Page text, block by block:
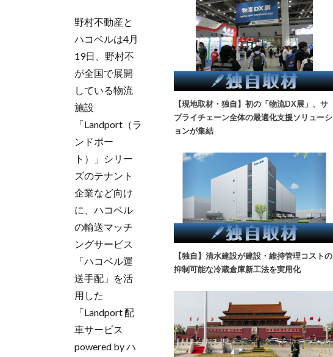
野村不動産と
ハコベルは4月
19日、野村不
が全国で展開
している物流
施設
「Landport（ラ
ンドポー
ト）」シリー
ズのテナント
企業など向け
に、ハコベル
の輸送マッチ
ングサービス
「ハコベル運
送手配」を活
用した
「Landport 配
車サービス
powered by ハ
【現地取材・独自】初の「物流DX展」、サ
プライチェーン全体の最適化支援ソリューシ
ョンが集結
【独自】清水建設が建設・維持管理コストの
抑制可能な冷蔵倉庫新工法を実用化